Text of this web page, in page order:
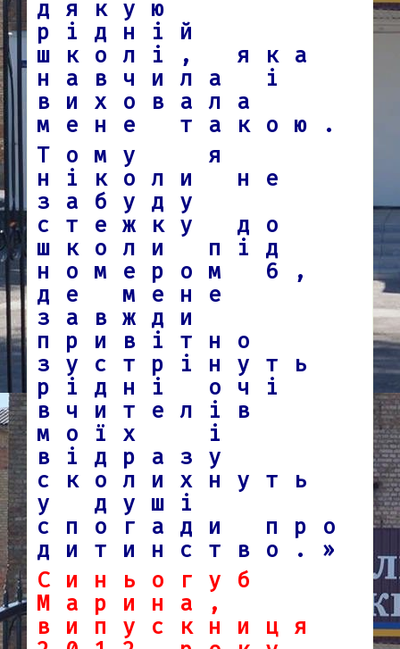
дякую
рідній
школі, яка
навчила і
виховала
мене такою.
Тому я
ніколи не
забуду
стежку до
школи під
номером 6,
де мене
завжди
привітно
зустрінуть
рідні очі
вчителів
моїх і
відразу
сколихнуть
у душі
спогади про
дитинство.»
Синьогуб
Марина,
випускниця